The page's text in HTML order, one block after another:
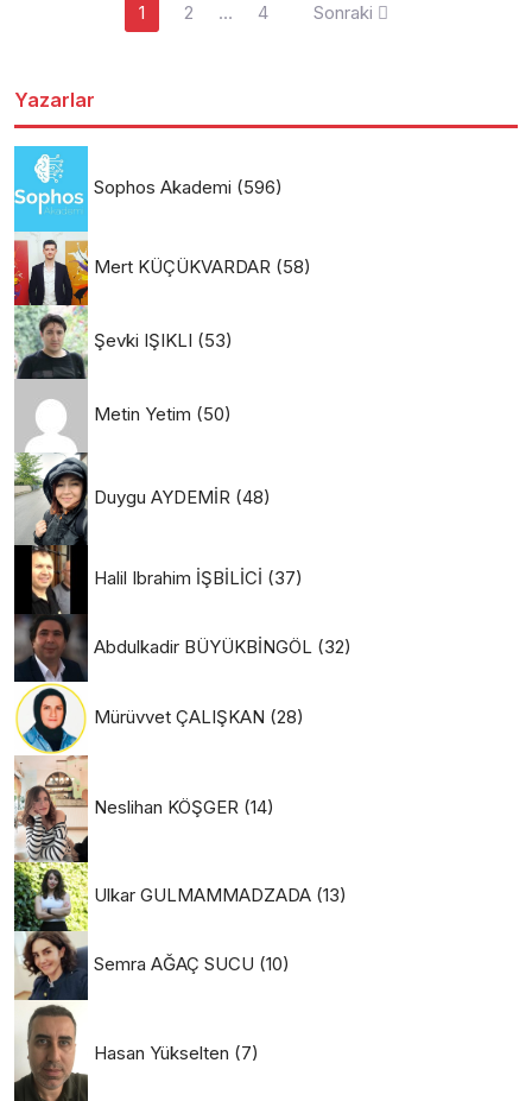
1 2 … 4 Sonraki
Yazarlar
Sophos Akademi (596)
Mert KÜÇÜKVARDAR (58)
Şevki IŞIKLI (53)
Metin Yetim (50)
Duygu AYDEMİR (48)
Halil Ibrahim İŞBİLİCİ (37)
Abdulkadir BÜYÜKBİNGÖL (32)
Mürüvvet ÇALIŞKAN (28)
Neslihan KÖŞGER (14)
Ulkar GULMAMMADZADA (13)
Semra AĞAÇ SUCU (10)
Hasan Yükselten (7)